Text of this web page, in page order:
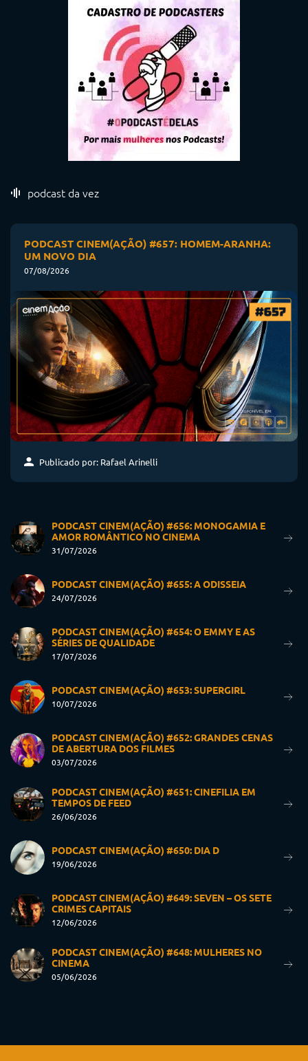
podcast da vez
PODCAST CINEM(AÇÃO) #657: HOMEM-ARANHA:
UM NOVO DIA
07/08/2026
Publicado por: Rafael Arinelli
PODCAST CINEM(AÇÃO) #656: MONOGAMIA E
AMOR ROMÂNTICO NO CINEMA
31/07/2026
PODCAST CINEM(AÇÃO) #655: A ODISSEIA
24/07/2026
PODCAST CINEM(AÇÃO) #654: O EMMY E AS
SÉRIES DE QUALIDADE
17/07/2026
PODCAST CINEM(AÇÃO) #653: SUPERGIRL
10/07/2026
PODCAST CINEM(AÇÃO) #652: GRANDES CENAS
DE ABERTURA DOS FILMES
03/07/2026
PODCAST CINEM(AÇÃO) #651: CINEFILIA EM
TEMPOS DE FEED
26/06/2026
PODCAST CINEM(AÇÃO) #650: DIA D
19/06/2026
PODCAST CINEM(AÇÃO) #649: SEVEN – OS SETE
CRIMES CAPITAIS
12/06/2026
PODCAST CINEM(AÇÃO) #648: MULHERES NO
CINEMA
05/06/2026